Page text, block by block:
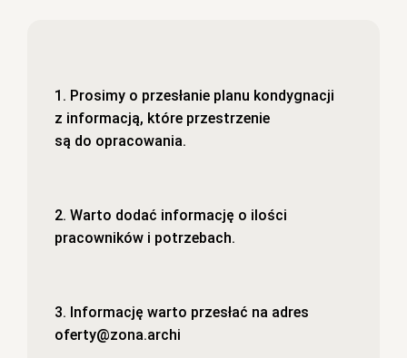
1. Prosimy o przesłanie planu kondygnacji
z informacją, które przestrzenie
są do opracowania.
2. Warto dodać informację o ilości
pracowników i potrzebach.
3. Informację warto przesłać na adres
oferty@zona.archi